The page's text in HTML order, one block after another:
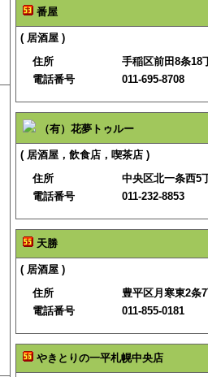
番屋
( 居酒屋 )
住所
手稲区前田8条18
電話番号
011-695-8708
（有）花夢トゥルー
( 居酒屋，飲食店，喫茶店 )
住所
中央区北一条西5
電話番号
011-232-8853
天勝
( 居酒屋 )
住所
豊平区月寒東2条
電話番号
011-855-0181
やきとりの一平札幌中央店